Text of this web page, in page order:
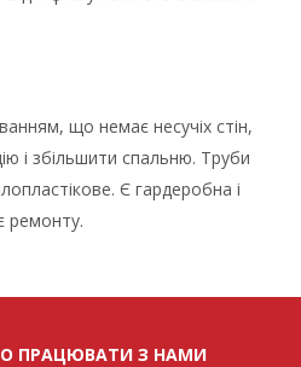
що немає несучіх стін,
і збільшити спальню. Труби
Є гардеробна і
ремонту.
ПРАЦЮВАТИ З НАМИ